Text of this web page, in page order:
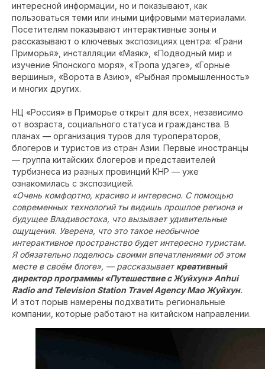
интересной информации, но и показывают, как
пользоваться теми или иными цифровыми материалами.
Посетителям показывают интерактивные зоны и
рассказывают о ключевых экспозициях центра: «Грани
Приморья», инсталляции «Маяк», «Подводный мир и
изучение Японского моря», «Тропа удэге», «Горные
вершины», «Ворота в Азию», «Рыбная промышленность»
и многих других.
НЦ «Россия» в Приморье открыт для всех, независимо
от возраста, социального статуса и гражданства. В
планах — организация туров для туроператоров,
блогеров и туристов из стран Азии. Первые иностранцы
— группа китайских блогеров и представителей
турбизнеса из разных провинций КНР — уже
ознакомилась с экспозицией.
«Очень комфортно, красиво и интересно. С помощью
современных технологий ты видишь прошлое региона и
будущее Владивостока, что вызывает удивительные
ощущения. Уверена, что это такое необычное
интерактивное пространство будет интересно туристам.
Я обязательно поделюсь своими впечатлениями об этом
месте в своём блоге», — рассказываеткреативный
директор программы «Путешествие с Жуйхун» Anhui
Radio and Television Station Travel Agency Мао Жуйхун.
И этот порыв намерены подхватить региональные
компании, которые работают на китайском направлении.